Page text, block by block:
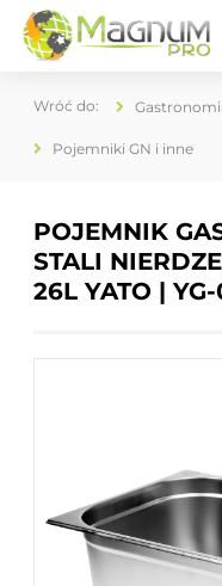
Pojemniki GN i inne
POJEMNIK
STALI
26L YATO |